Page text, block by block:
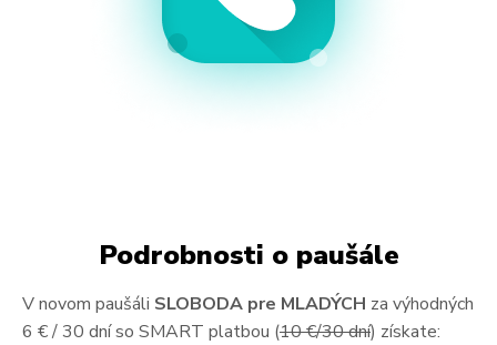
Podrobnosti o paušále
V novom paušáli SLOBODA pre MLADÝCH za výhodných
6 € / 30 dní so SMART platbou (10 €/30 dní) získate: